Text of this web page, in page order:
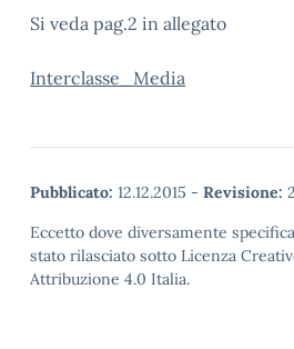
Si veda pag.2 in allegato
Interclasse_Media
Pubblicato: 12.12.2015 - Revisione:
Eccetto dove diversamente
stato rilasciato sotto Licenza
Attribuzione 4.0 Italia.